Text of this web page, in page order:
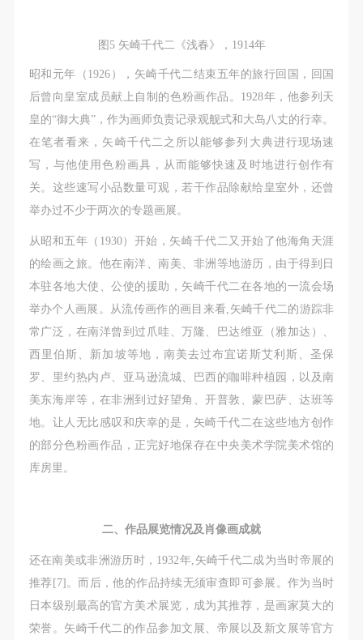
图5 矢崎千代二《浅春》，1914年
昭和元年（1926），矢崎千代二结束五年的旅行回国，回国
后曾向皇室成员献上自制的色粉画作品。1928年，他参列天
皇的“御大典”，作为画师负责记录观舰式和大岛八丈的行幸。
在笔者看来，矢崎千代二之所以能够参列大典进行现场速
写，与他使用色粉画具，从而能够快速及时地进行创作有
关。这些速写小品数量可观，若干作品除献给皇室外，还曾
举办过不少于两次的专题画展。
从昭和五年（1930）开始，矢崎千代二又开始了他海角天涯
的绘画之旅。他在南洋、南美、非洲等地游历，由于得到日
本驻各地大使、公使的援助，矢崎千代二在各地的一流会场
举办个人画展。从流传画作的画目来看,矢崎千代二的游踪非
常广泛，在南洋曾到过爪哇、万隆、巴达维亚（雅加达）、
西里伯斯、新加坡等地，南美去过布宜诺斯艾利斯、圣保
罗、里约热内卢、亚马逊流城、巴西的咖啡种植园，以及南
美东海岸等，在非洲到过好望角、开普敦、蒙巴萨、达班等
地。让人无比感叹和庆幸的是，矢崎千代二在这些地方创作
的部分色粉画作品，正完好地保存在中央美术学院美术馆的
库房里。
二、作品展览情况及肖像画成就
还在南美或非洲游历时，1932年,矢崎千代二成为当时帝展的
推荐[7]。而后，他的作品持续无须审查即可参展。作为当时
日本级别最高的官方美术展览，成为其推荐，是画家莫大的
荣誉。矢崎千代二的作品参加文展、帝展以及新文展等官方